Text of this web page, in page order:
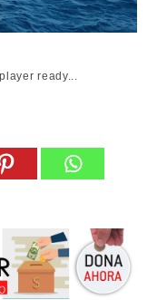
player ready...